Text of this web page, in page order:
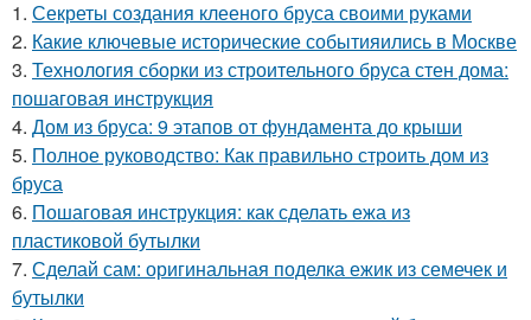
1. Секреты создания клееного бруса своими руками
2. Какие ключевые исторические событияились в Москве
3. Технология сборки из строительного бруса стен дома:
пошаговая инструкция
4. Дом из бруса: 9 этапов от фундамента до крыши
5. Полное руководство: Как правильно строить дом из
бруса
6. Пошаговая инструкция: как сделать ежа из
пластиковой бутылки
7. Сделай сам: оригинальная поделка ежик из семечек и
бутылки